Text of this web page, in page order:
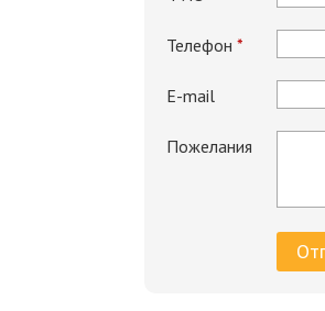
Телефон *
E-mail
Пожелания